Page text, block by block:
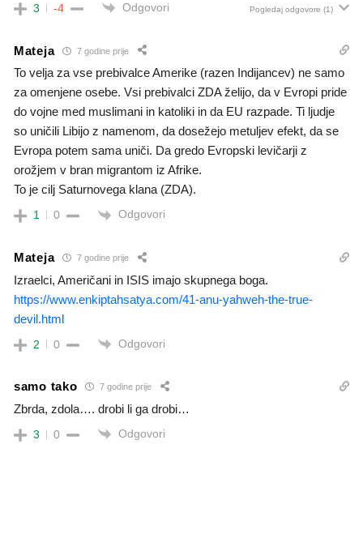
3 -4 Odgovori Pogledaj odgovore (1)
Mateja 7 godine prije
To velja za vse prebivalce Amerike (razen Indijancev) ne samo
za omenjene osebe. Vsi prebivalci ZDA želijo, da v Evropi pride
do vojne med muslimani in katoliki in da EU razpade. Ti ljudje
so uničili Libijo z namenom, da dosežejo metuljev efekt, da se
Evropa potem sama uniči. Da gredo Evropski levičarji z
orožjem v bran migrantom iz Afrike.
To je cilj Saturnovega klana (ZDA).
1 0 Odgovori
Mateja 7 godine prije
Izraelci, Američani in ISIS imajo skupnega boga.
https://www.enkiptahsatya.com/41-anu-yahweh-the-true-
devil.html
2 0 Odgovori
samo tako 7 godine prije
Zbrda, zdola…. drobi li ga drobi…
3 0 Odgovori